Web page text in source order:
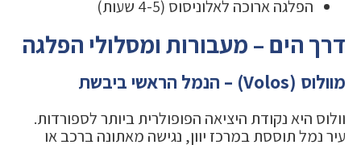
הפלגה ארוכה לאלוניסוס (4-5 שעות)
דרך הים – מעבורות ומסלולי הפלגה
מוולוס (Volos) – הנמל הראשי ביבשת
וולוס היא נקודת היציאה הפופולרית ביותר לספורדות.
עיר נמל תוססת במרכז יוון, נגישה מאתונה ברכב או